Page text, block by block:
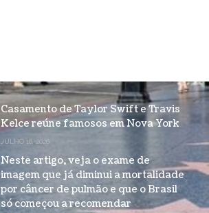
Casamento de Taylor Swift e Travis
Kelce reúne famosos em Nova York
JULHO 16, 2026
Neste artigo, veja o exame de
imagem que já diminui a mortalidade
por câncer de pulmão e que o Brasil
só começou a recomendar